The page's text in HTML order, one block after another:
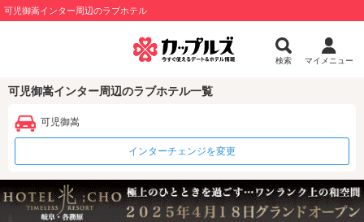
可児御嵩インター周辺のラブホテル
検索 マイメニュー
可児御嵩インター周辺のラブホテル一覧
可児御嵩
インターチェンジを変更